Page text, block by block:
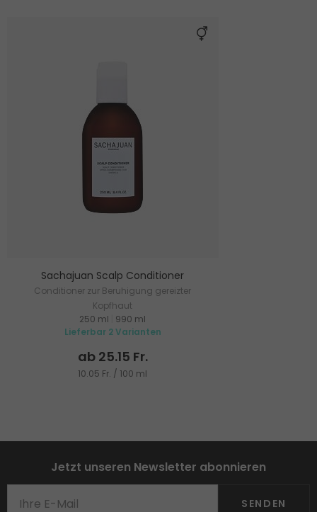
Sachajuan Scalp Conditioner
Conditioner zur Beruhigung gereizter
Kopfhaut
250 ml
990 ml
Lieferbar 2 Varianten
ab 25.15 Fr.
10.05 Fr. / 100 ml
Jetzt unseren Newsletter abonnieren
SENDEN